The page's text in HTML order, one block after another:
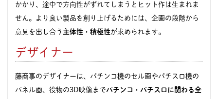
かかり、途中で方向性がずれてしまうとヒット作は生まれま
せん。より良い製品を創り上げるためには、企画の段階から
意見を出し合う 主体性・積極性が求められます。
デザイナー
藤商事のデザイナーは、パチンコ機のセル画やパチスロ機の
パネル画、役物の3D映像までパチンコ・パチスロに関わる全